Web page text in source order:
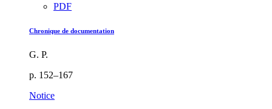
PDF
Chronique de documentation
G. P.
p. 152–167
Notice